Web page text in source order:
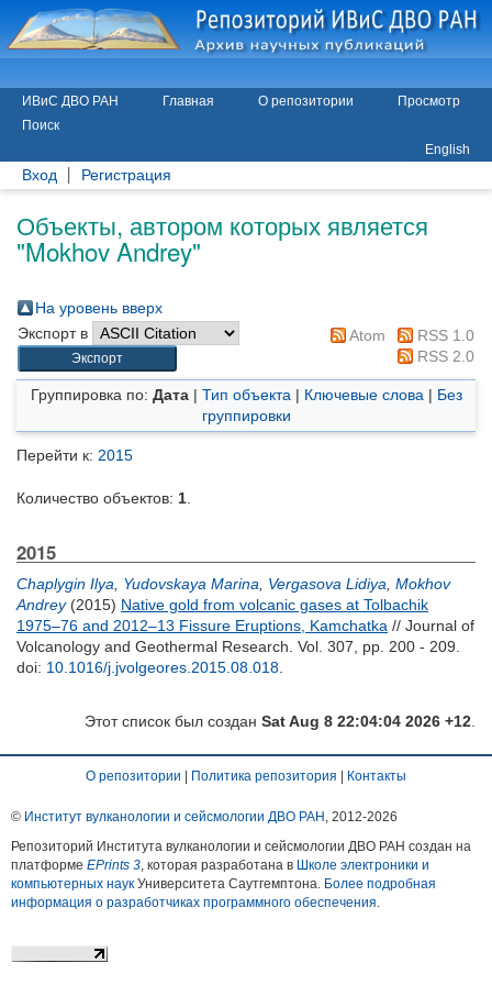
ИВиС ДВО РАН Главная О репозитории
Просмотр
Поиск
English
Вход Регистрация
Объекты, автором которых является
"Mokhov Andrey"
На уровень вверх
Экспорт в
Atom
RSS 1.0
RSS 2.0
Группировка по: Дата| Тип объекта | Ключевые слова | Без
группировки
Перейти к: 2015
Количество объектов: 1
2015
Chaplygin Ilya Yudovskaya Marina Vergasova Lidiya Mokhov
Andrey(2015) Native gold from volcanic gases at Tolbachik
1975–76 and 2012–13 Fissure Eruptions, Kamchatka // Journal of
Volcanology and Geothermal Research. Vol. 307, pp. 200 - 209.
doi: 10.1016/j.jvolgeores.2015.08.018
Этот список был создан Sat Aug 8 22:04:04 2026 +12
О репозитории Политика репозитория Контакты
© Институт вулканологии и сейсмологии ДВО РАН , 2012-2026
Репозиторий Института вулканологии и сейсмологии ДВО РАН создан на
платформе EPrints 3, которая разработана в Школе электроники и
компьютерных наук Университета Саутгемптона. Более подробная
информация о разработчиках программного обеспечения.